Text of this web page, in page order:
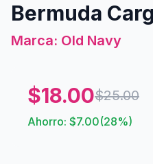
Bermuda
Marca: Old Navy
$18.00$25.00
Ahorro: $7.00(28%)